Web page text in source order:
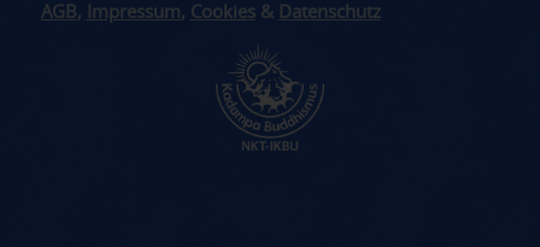
AGB , Impressum, Cookies& Datenschutz